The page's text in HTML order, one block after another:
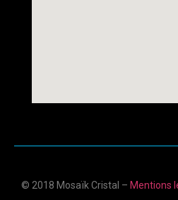
© 2018 Mosaïk Cristal – Mentions